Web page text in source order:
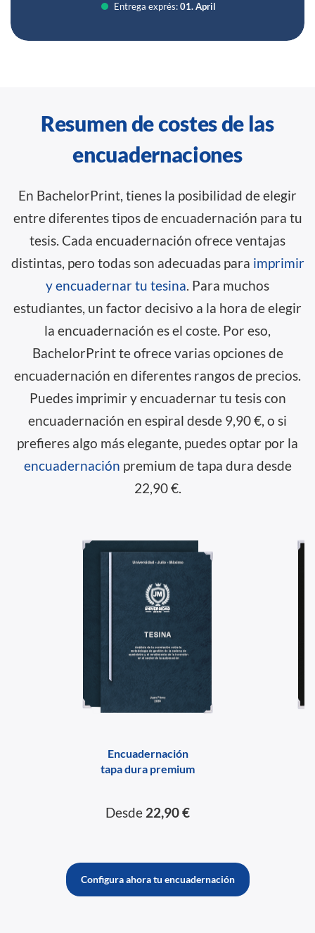
Entrega exprés:01. April
Resumen de costes de las
encuadernaciones
En BachelorPrint, tienes la posibilidad de elegir
entre diferentes tipos de encuadernación para tu
tesis. Cada encuadernación ofrece ventajas
distintas, pero todas son adecuadas para imprimir
y encuadernar tu tesina. Para muchos
estudiantes, un factor decisivo a la hora de elegir
la encuadernación es el coste. Por eso,
BachelorPrint te ofrece varias opciones de
encuadernación en diferentes rangos de precios.
Puedes imprimir y encuadernar tu tesis con
encuadernación en espiral desde 9,90 €, o si
prefieres algo más elegante, puedes optar por la
encuadernación premium de tapa dura desde
22,90 €.
Encuadernación
tapa dura premium
Desde 22,90 €
Configura ahora tu encuadernación